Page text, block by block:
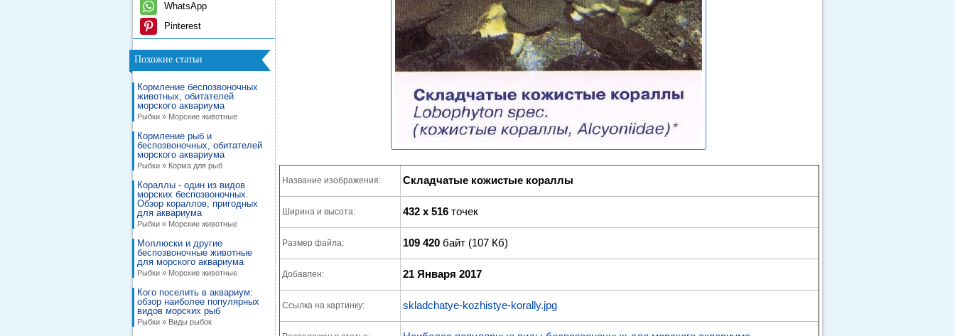
WhatsApp
Pinterest
Похожие статьи
Кормление беспозвоночных
животных, обитателей
морского аквариума
Рыбки » Морские животные
Кормление рыб и
беспозвоночных, обитателей
морского аквариума
Рыбки » Корма для рыб
Кораллы - один из видов
морских беспозвоночных.
Обзор кораллов, пригодных
для аквариума
Рыбки » Морские животные
Моллюски и другие
беспозвоночные животные
для морского аквариума
Рыбки » Морские животные
Кого поселить в аквариум:
обзор наиболее популярных
видов морских рыб
Рыбки » Виды рыбок
Название изображения: Складчатые кожистые кораллы
Ширина и высота: 432 x 516 точек
Размер файла: 109 420 байт (107 Кб)
Добавлен: 21 Января 2017
Ссылка на картинку: skladchatye-kozhistye-korally.jpg